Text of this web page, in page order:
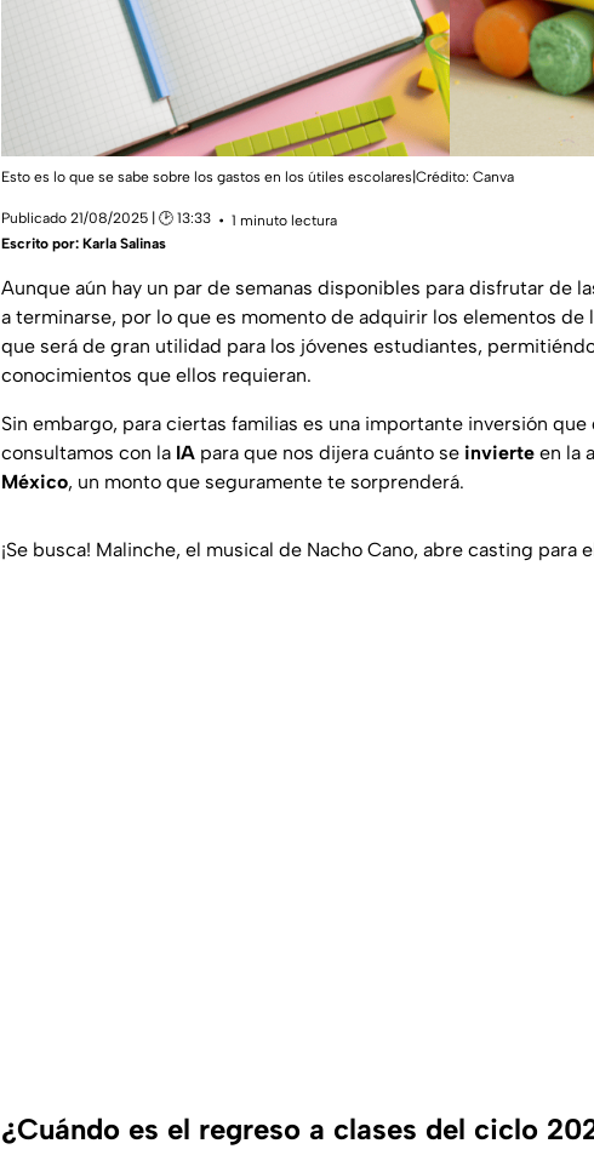
Esto es lo que se sabe sobre los gastos en los útiles escolares|Crédito: Canva
Publicado 21/08/2025 | 🕑 13:33
1 minuto lectura
Escrito por: Karla Salinas
Aunque aún hay un par de semanas disponibles para disfrutar de
a terminarse, por lo que es momento de adquirir los elementos de
que será de gran utilidad para los jóvenes estudiantes,
conocimientos que ellos requieran.
Sin embargo, para ciertas familias es una importante inversión que
consultamos con la IA para que nos dijera cuánto se invierte en la
México, un monto que seguramente te sorprenderá.
¡Se busca! Malinche, el musical de Nacho Cano, abre casting para
¿Cuándo es el regreso a clases del ciclo